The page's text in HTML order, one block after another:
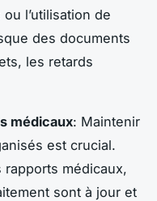
l’utilisation de
des documents
les retards
médicaux: Maintenir
est crucial.
médicaux,
sont à jour et